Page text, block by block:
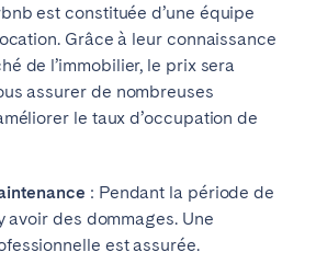
est constituée d’une équipe
Grâce à leur connaissance
de l’immobilier, le prix sera
assurer de nombreuses
le taux d’occupation de
: Pendant la période de
avoir des dommages. Une
est assurée.